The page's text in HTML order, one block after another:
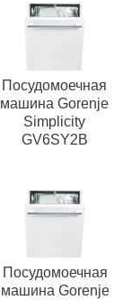
Посудомоечная
машина Gorenje
Simplicity
GV6SY2B
Посудомоечная
машина Gorenje